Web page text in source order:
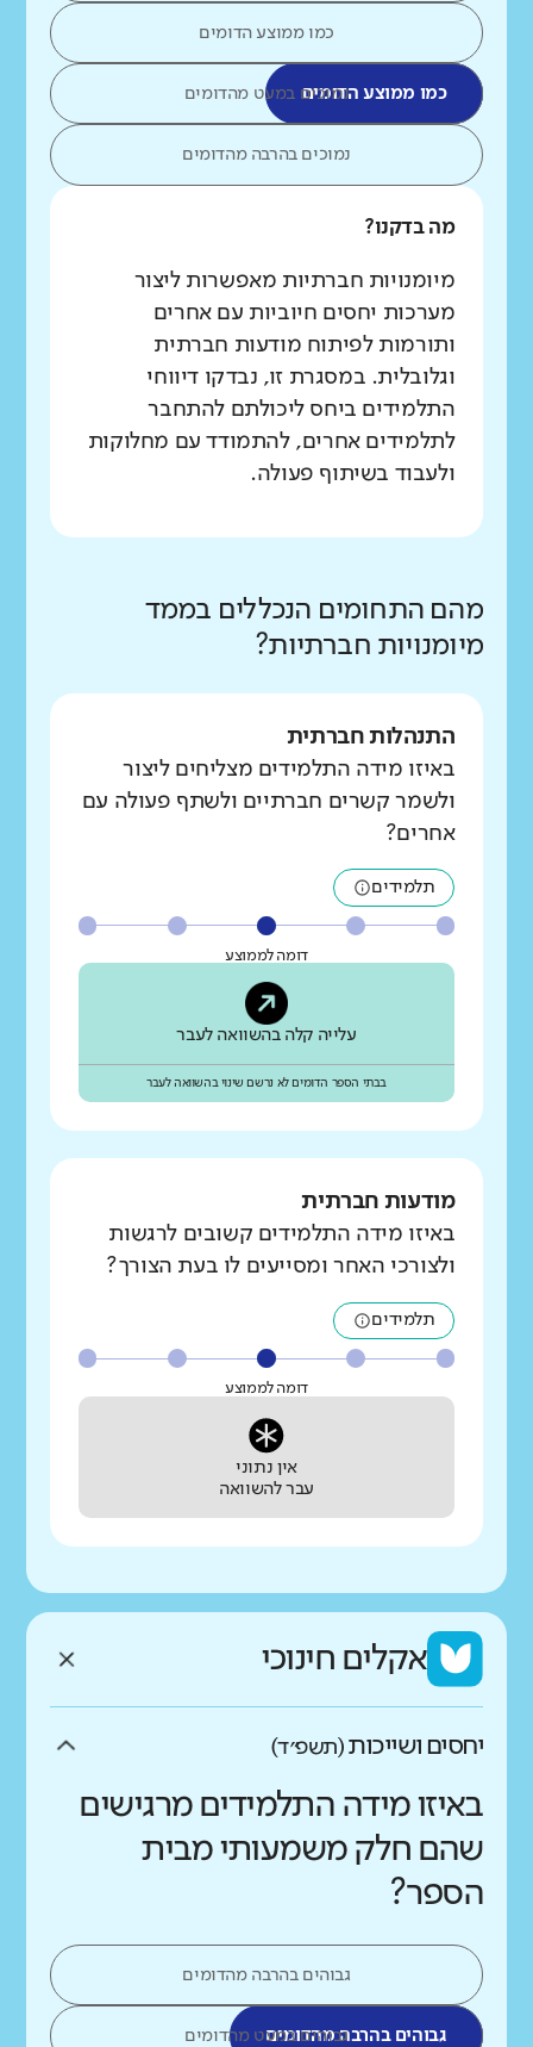
כמו ממוצע הדומים
כמו ממוצע הדומיםנמוכים במעט מהדומים
נמוכים בהרבה מהדומים
מה בדקנו?
מיומנויות חברתיות מאפשרות ליצור
מערכות יחסים חיוביות עם אחרים
ותורמות לפיתוח מודעות חברתית
וגלובלית. במסגרת זו, נבדקו דיווחי
התלמידים ביחס ליכולתם להתחבר
לתלמידים אחרים, להתמודד עם מחלוקות
ולעבוד בשיתוף פעולה.
מהם התחומים הנכללים בממד
מיומנויות חברתיות?
התנהלות חברתית
באיזו מידה התלמידים מצליחים ליצור
ולשמר קשרים חברתיים ולשתף פעולה עם
אחרים?
תלמידים
דומה לממוצע
עלייה קלה בהשוואה לעבר
בבתי הספר הדומים לא נרשם שינוי בהשוואה לעבר
מודעות חברתית
באיזו מידה התלמידים קשובים לרגשות
ולצורכי האחר ומסייעים לו בעת הצורך?
תלמידים
דומה לממוצע
אין נתוני
עבר להשוואה
אקלים חינוכי
יחסים ושייכות(תשפ״ד)
באיזו מידה התלמידים מרגישים
שהם חלק משמעותי מבית
הספר?
גבוהים בהרבה מהדומים
גבוהים בהרבה מהדומיםגבוהים במעט מהדומים